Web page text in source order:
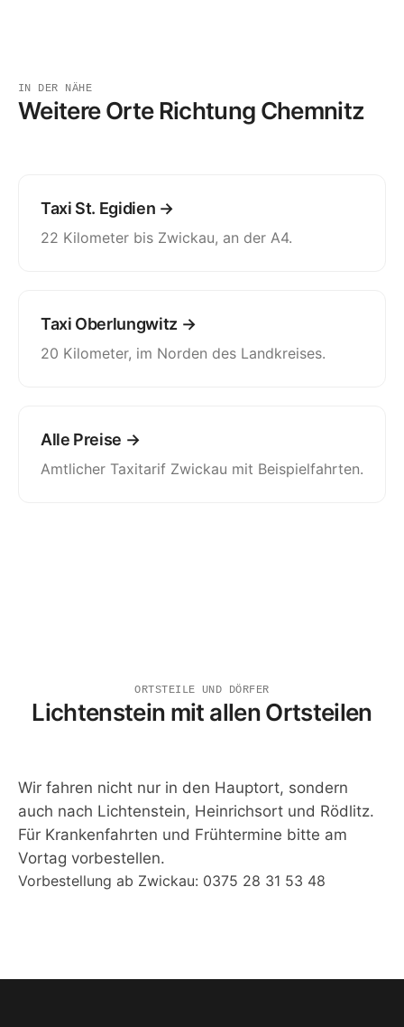
IN DER NÄHE
Weitere Orte Richtung Chemnitz
Taxi St. Egidien →
22 Kilometer bis Zwickau, an der A4.
Taxi Oberlungwitz →
20 Kilometer, im Norden des Landkreises.
Alle Preise →
Amtlicher Taxitarif Zwickau mit Beispielfahrten.
ORTSTEILE UND DÖRFER
Lichtenstein mit allen Ortsteilen
Wir fahren nicht nur in den Hauptort, sondern
auch nach Lichtenstein, Heinrichsort und Rödlitz.
Für Krankenfahrten und Frühtermine bitte am
Vortag vorbestellen.
Vorbestellung ab Zwickau: 0375 28 31 53 48